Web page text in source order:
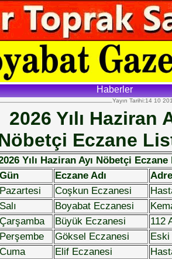
Haberler
Yayın Tarihi:14 10
2026 Yılı Haziran
Eczane
Yılı Haziran Ayı Nöbetçi
Gün Eczane Adı
Pazartesi Coşkun Eczanesi
Salı Boyabat Eczanesi
Çarşamba Büyük Eczanesi
112
Perşembe Göksel Eczanesi
Eski
Cuma Elif Eczanesi